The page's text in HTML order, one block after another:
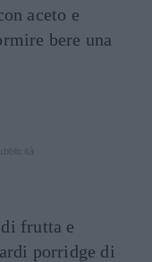
aceto e
bere una
frutta e
porridge di